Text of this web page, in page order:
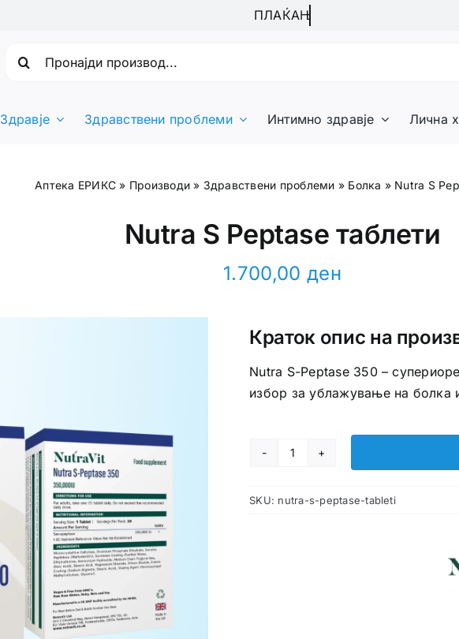
Здравје Здравствени проблеми Интимно здравје Лична
Аптека ЕРИКС » Производи » Здравствени проблеми » Болка » Nutra S
Nutra S Peptase таблети
1.700,00ден
Краток опис на
Nutra S-Peptase 350 –
избор за ублажување на болка
Nutra
Peptase
SKU: nutra-s-peptase-tableti